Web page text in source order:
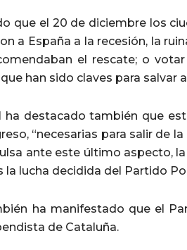
que el 20 de diciembre los
a España a la recesión, la
el rescate; o
han sido claves para salvar
ha destacado también que
“necesarias para salir de
ante este último aspecto,
la lucha decidida del Partido
ha manifestado que el
de Cataluña.